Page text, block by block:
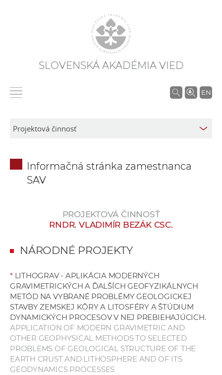
SLOVENSKÁ AKADÉMIA VIED
EN
V
á
c
o
v
n
í
č
Informačná stránka zamestnanca
SAV
PROJEKTOVÁ ČINNOSŤ
RNDR. VLADIMÍR BEZÁK CSC.
NÁRODNÉ PROJEKTY
*LITHOGRAV - APLIKÁCIA MODERNÝCH
GRAVIMETRICKÝCH A ĎALŠÍCH GEOFYZIKÁLNYCH
METÓD NA VYBRANÉ PROBLÉMY GEOLOGICKEJ
STAVBY ZEMSKEJ KÔRY A LITOSFÉRY A ŠTÚDIUM
DYNAMICKÝCH PROCESOV V NEJ PREBIEHAJÚCICH.
APPLICATION OF MODERN GRAVIMETRIC AND
OTHER GEOPHYSICAL METHODS TO SELECTED
PROBLEMS OF GEOLOGICAL STRUCTURE OF THE
EARTH CRUST AND LITHOSPHERE AND OF ITS
GEODYNAMICS PROCESSES